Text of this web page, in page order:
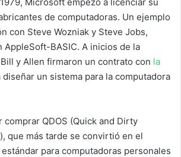
de computadoras. Un ejemplo
con Steve Wozniak y Steve Jobs,
AppleSoft-BASIC. A inicios de la
y Allen firmaron un contrato con la
diseñar un sistema para la computadora
QDOS (Quick and Dirty
que más tarde se convirtió en el
para computadoras personales